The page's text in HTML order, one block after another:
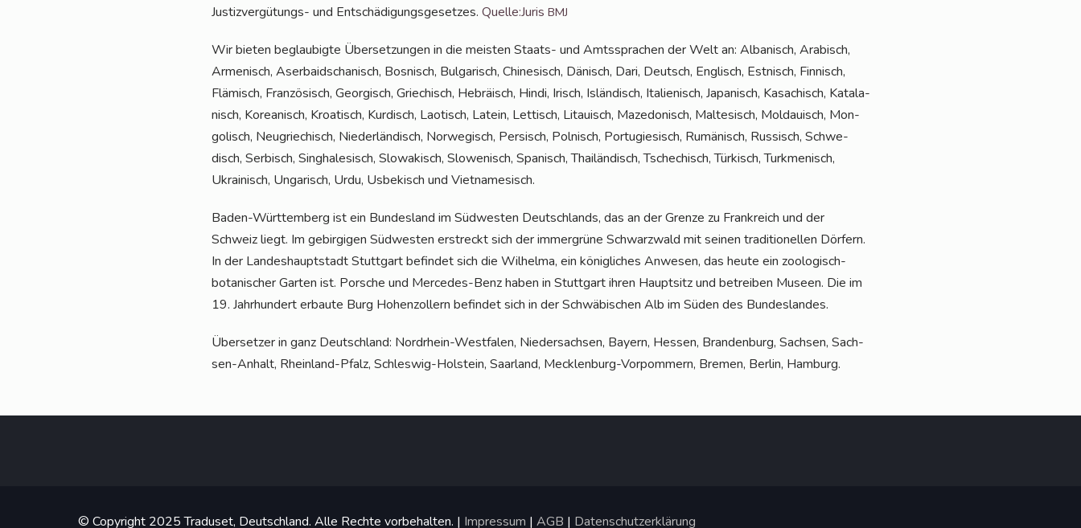
Jus­tiz­ver­gü­tungs- und Ent­schä­di­gungs­ge­set­zes. Quelle:Juris BMJ
Wir bie­ten beglau­big­te Über­set­zun­gen in die meis­ten Staats- und Amts­spra­chen der Welt an: Alba­nisch, Ara­bisch,
Arme­nisch, Aser­bai­dscha­nisch, Bos­nisch, Bul­ga­risch, Chi­ne­sisch, Dänisch, Dari, Deutsch, Eng­lisch, Est­nisch, Fin­nisch,
Flä­misch, Fran­zö­sisch, Geor­gisch, Grie­chisch, Hebrä­isch, Hin­di, Irisch, Islän­disch, Ita­lie­nisch, Japa­nisch, Kasa­chisch, Kata­la­
nisch, Korea­nisch, Kroa­tisch, Kur­disch, Lao­tisch, Latein, Let­tisch, Litau­isch, Maze­do­nisch, Mal­te­sisch, Mol­dauisch, Mon­
go­lisch, Neu­grie­chisch, Nie­der­län­disch, Nor­we­gisch, Per­sisch, Pol­nisch, Por­tu­gie­sisch, Rumä­nisch, Rus­sisch, Schwe­
disch, Ser­bisch, Sin­gha­le­sisch, Slo­wa­kisch, Slo­we­nisch, Spa­nisch, Thai­län­disch, Tsche­chisch, Tür­kisch, Turk­me­ni­sch,
Ukrai­nisch, Unga­risch, Urdu, Usbe­kisch und Vietnamesisch.
Baden-Würt­tem­berg ist ein Bun­des­land im Süd­wes­ten Deutsch­lands, das an der Gren­ze zu Frank­reich und der
Schweiz liegt. Im gebir­gi­gen Süd­wes­ten erstreckt sich der immer­grü­ne Schwarz­wald mit sei­nen tra­di­tio­nel­len Dör­fern.
In der Lan­des­haupt­stadt Stutt­gart befin­det sich die Wil­hel­ma, ein könig­li­ches Anwe­sen, das heu­te ein zoo­lo­gisch-
bota­ni­scher Gar­ten ist. Por­sche und Mer­ce­des-Benz haben in Stutt­gart ihren Haupt­sitz und betrei­ben Muse­en. Die im
19. Jahr­hun­dert erbau­te Burg Hohen­zol­lern befin­det sich in der Schwä­bi­schen Alb im Süden des Bundeslandes.
Über­set­zer in ganz Deutsch­land: Nord­rhein-West­fa­len, Nie­der­sach­sen, Bay­ern, Hes­sen, Bran­den­burg, Sach­sen, Sach­
sen-Anhalt, Rhein­land-Pfalz, Schles­wig-Hol­stein, Saar­land, Meck­len­burg-Vor­pom­mern, Bre­men, Ber­lin, Hamburg.
© Copyright 2025 Traduset, Deutschland. Alle Rechte vorbehalten. | Impressum | AGB | Datenschutzerklärung